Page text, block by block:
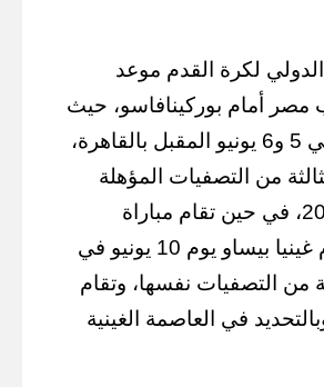
الدولي لكرة القدم موعد
مصر أمام بوركينافاسو، حيث
تقام أحد يومي 5 و6 يونيو المقبل بالقاهرة،
من التصفيات المؤهلة
لمونديال 2026، في حين تقام مباراة
الفراعنة أمام غينيا بيساو يوم 10 يونيو في
من التصفيات نفسها، وتقام
في العاصمة الغينية